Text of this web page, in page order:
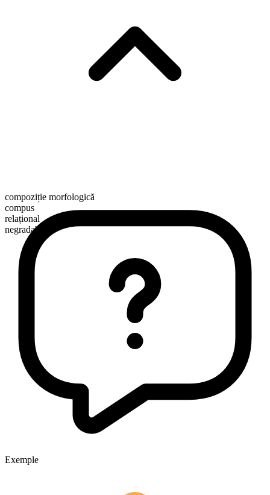
compoziție morfologică
compus
relațional
negradabil
Exemple